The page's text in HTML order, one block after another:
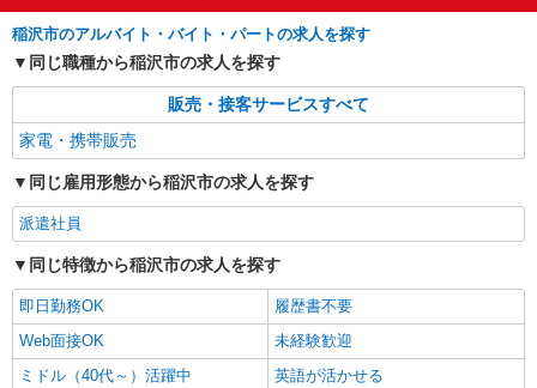
稲沢市のアルバイト・バイト・パートの求人を探す
同じ職種から稲沢市の求人を探す
販売・接客サービスすべて
家電・携帯販売
同じ雇用形態から稲沢市の求人を探す
派遣社員
同じ特徴から稲沢市の求人を探す
即日勤務OK
履歴書不要
Web面接OK
未経験歓迎
ミドル（40代～）活躍中
英語が活かせる